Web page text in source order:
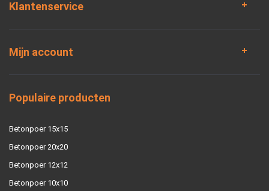
Klantenservice
Mijn account
Populaire producten
Betonpoer 15x15
Betonpoer 20x20
Betonpoer 12x12
Betonpoer 10x10